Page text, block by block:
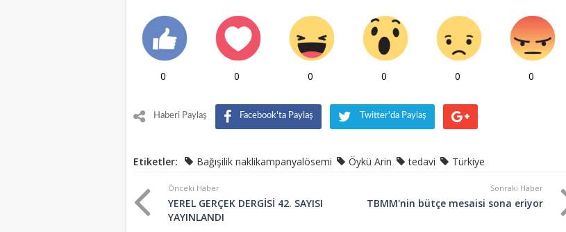
0 0 0 0 0 0
Haberi Paylaş Facebook'ta Paylaş Twitter'da Paylaş
Etiketler: Bağışilik naklikampanyalösemi Öykü Arin tedavi Türkiye
Önceki Haber
YEREL GERÇEK DERGİSİ 42. SAYISI
YAYINLANDI
Sonraki Haber
TBMM'nin bütçe mesaisi sona eriyor